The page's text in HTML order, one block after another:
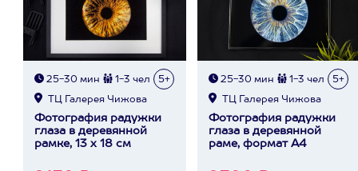
25-30 мин 1-3 чел 5+
ТЦ Галерея Чижова
Фотография радужки
глаза в деревянной
рамке, 13 х 18 см
25-30 мин 1-3 чел 5+
ТЦ Галерея Чижова
Фотография радужки
глаза в деревянной
раме, формат А4